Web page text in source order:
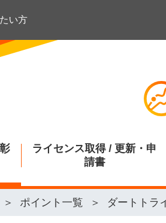
い方
ライセンス取得 / 更新・申
請書
ポイント一覧 ダートトラ